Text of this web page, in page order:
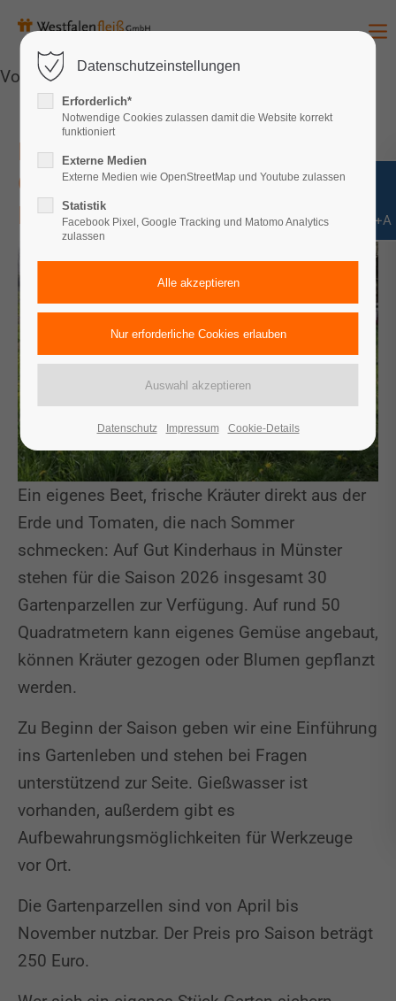
Vorlesen
Lust auf Gärtnern? Wir bieten
Gartenparzellen auf Gut
Kinderhaus
Ein eigenes Beet, frische Kräuter direkt aus der
Erde und Tomaten, die nach Sommer
schmecken: Auf Gut Kinderhaus in Münster
stehen für die Saison 2026 insgesamt 30
Gartenparzellen zur Verfügung. Auf rund 50
Quadratmetern kann eigenes Gemüse angebaut,
können Kräuter gezogen oder Blumen gepflanzt
werden.
Zu Beginn der Saison geben wir eine Einführung
ins Gartenleben und stehen bei Fragen
unterstützend zur Seite. Gießwasser ist
vorhanden, außerdem gibt es
Aufbewahrungsmöglichkeiten für Werkzeuge
vor Ort.
Die Gartenparzellen sind von April bis
November nutzbar. Der Preis pro Saison beträgt
250 Euro.
Shift+Alt+A
Datenschutzeinstellungen
Erforderlich*
Notwendige Cookies zulassen damit die Website korrekt
funktioniert
Externe Medien
Externe Medien wie OpenStreetMap und Youtube zulassen
Statistik
Facebook Pixel, Google Tracking und Matomo Analytics
zulassen
Datenschutz Impressum Cookie-Details